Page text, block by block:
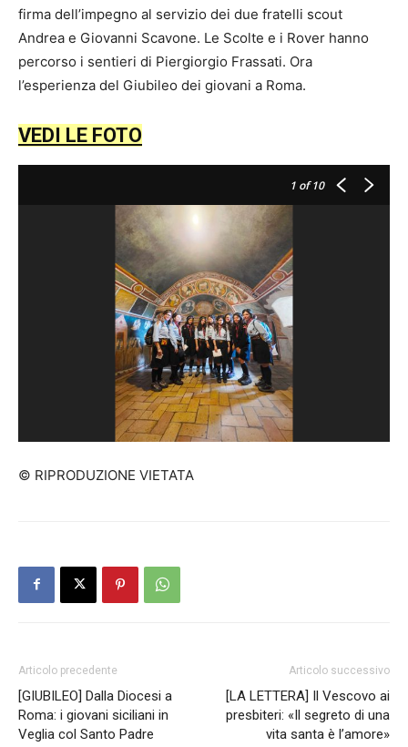
firma dell’impegno al servizio dei due fratelli scout
Andrea e Giovanni Scavone. Le Scolte e i Rover hanno
percorso i sentieri di Piergiorgio Frassati. Ora
l’esperienza del Giubileo dei giovani a Roma.
VEDI LE FOTO
1 of 10
© RIPRODUZIONE VIETATA
Articolo precedente
[GIUBILEO] Dalla Diocesi a
Roma: i giovani siciliani in
Veglia col Santo Padre
Articolo successivo
[LA LETTERA] Il Vescovo ai
presbiteri: «Il segreto di una
vita santa è l’amore»